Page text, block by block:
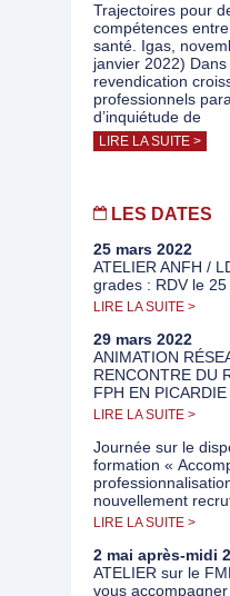
Trajectoires pour
compétences
santé. Igas,
janvier 2022)
revendication
professionnels
d’inquiétude de
LIRE LA SUITE >
LES DATES
25 mars 2022
ATELIER ANFH /
grades : RDV le
LIRE LA SUITE >
29 mars 2022
ANIMATION
RENCONTRE DU
FPH EN PICARDIE
LIRE LA SUITE >
Journée sur le
formation «
nouvellement
LIRE LA SUITE >
2 mai après-midi
ATELIER sur le
vous